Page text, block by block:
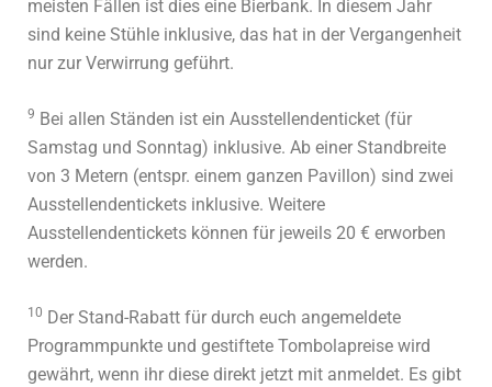
meisten Fällen ist dies eine Bierbank. In diesem Jahr
sind keine Stühle inklusive, das hat in der Vergangenheit
nur zur Verwirrung geführt.
9 Bei allen Ständen ist ein Ausstellendenticket (für
Samstag und Sonntag) inklusive. Ab einer Standbreite
von 3 Metern (entspr. einem ganzen Pavillon) sind zwei
Ausstellendentickets inklusive. Weitere
Ausstellendentickets können für jeweils 20 € erworben
werden.
10 Der Stand-Rabatt für durch euch angemeldete
Programmpunkte und gestiftete Tombolapreise wird
gewährt, wenn ihr diese direkt jetzt mit anmeldet. Es gibt